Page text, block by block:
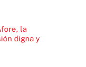
la
digna y